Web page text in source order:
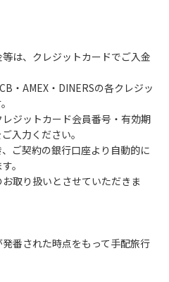
は、クレジットカードでご入金
・AMEX・DINERSの各クレジッ
ジットカード会員番号・有効期
入力ください。
ご契約の銀行口座より自動的に
。
取り扱いとさせていただきま
番された時点をもって手配旅行